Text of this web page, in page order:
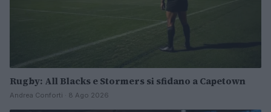
Rugby: All Blacks e Stormers si sfidano a Capetown
Andrea Conforti · 8 Ago 2026